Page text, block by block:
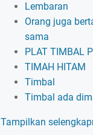
Lembaran
Orang juga
sama
PLAT TIMBAL
TIMAH HITAM
Timbal
Timbal ada
Tampilkan